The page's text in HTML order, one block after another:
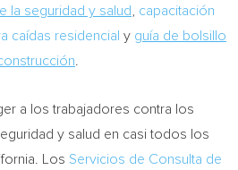
la seguridad y salud
capacitación
caídas residencial y guía de bolsillo
a los trabajadores contra los
y salud en casi todos los
. Los Servicios de Consulta de